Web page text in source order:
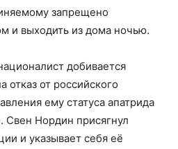
запрещено
и выходить из дома ночью.
добивается
отказ от российского
ему статуса апатрида
Свен Нордин присягнул
и указывает себя её